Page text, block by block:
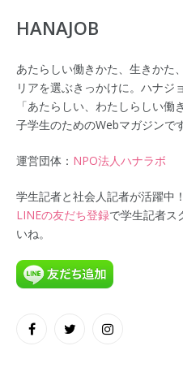
HANAJOB
あたらしい働きかた、生きかた
リアを選ぶきっかけに。ハナジ
「あたらしい、わたしらしい
子学生のためのWebマガジンです
運営団体： NPO法人ハナラボ
学生記者と社会人記者が活躍中
LINEの友だち登録で学生記者ス
いね。
FacebookTwitter Instagram